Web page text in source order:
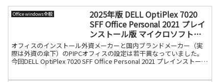
Office windows全般
2025年版 DELL OptiPlex 7020
SFF Office Personal 2021 プレイ
ンストール版 マイクロソフトア
カウント無し
オフィスのインストール外資メーカーと国内ブランドメーカー（実
際は外資の傘下）のPIPCオフィスの設定は若干異なっていました。
今回DELL OptiPlex 7020 SFF Office Personal 2021 プレインストール